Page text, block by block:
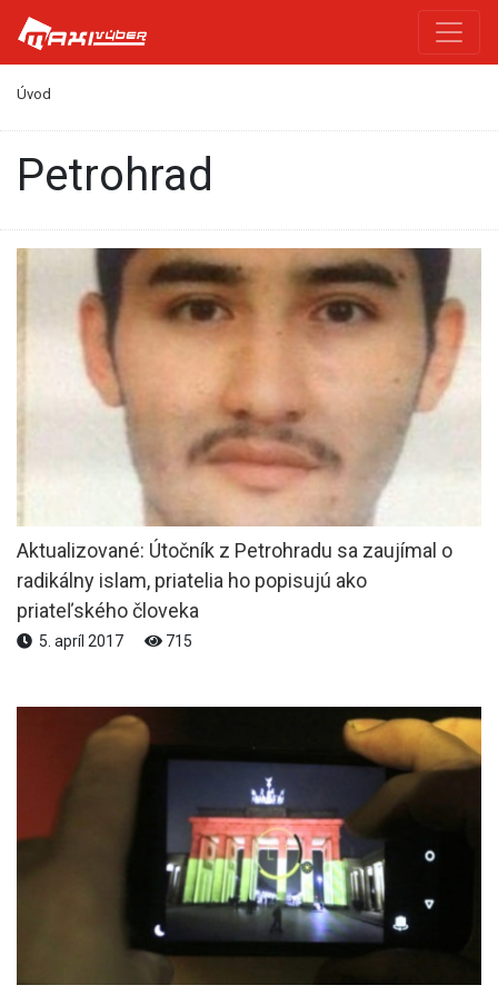
Úvod
Petrohrad
Aktualizované: Útočník z Petrohradu sa zaujímal o
radikálny islam, priatelia ho popisujú ako
priateľského človeka
5. apríl 2017 715